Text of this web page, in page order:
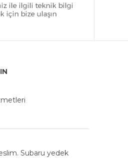
Subaru yedek